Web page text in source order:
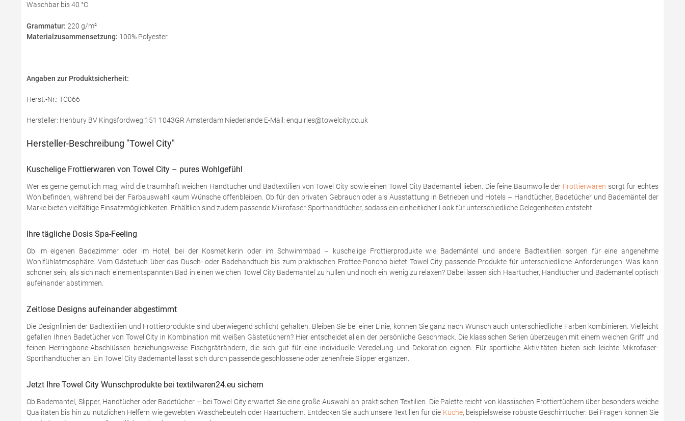
Waschbar bis 40 °C
Grammatur: 220 g/m²
Materialzusammensetzung: 100% Polyester
Angaben zur Produktsicherheit:
Herst.-Nr.: TC066
Hersteller: Henbury BV Kingsfordweg 151 1043GR Amsterdam Niederlande E-Mail: enquiries@towelcity.co.uk
Hersteller-Beschreibung "Towel City"
Kuschelige Frottierwaren von Towel City – pures Wohlgefühl
Wer es gerne gemütlich mag, wird die traumhaft weichen Handtücher und Badtextilien von Towel City sowie einen Towel City Bademantel lieben. Die feine Baumwolle der Frottierwaren sorgt für echtes
Wohlbefinden, während bei der Farbauswahl kaum Wünsche offenbleiben. Ob für den privaten Gebrauch oder als Ausstattung in Betrieben und Hotels – Handtücher, Badetücher und Bademäntel der
Marke bieten vielfältige Einsatzmöglichkeiten. Erhältlich sind zudem passende Mikrofaser-Sporthandtücher, sodass ein einheitlicher Look für unterschiedliche Gelegenheiten entsteht.
Ihre tägliche Dosis Spa-Feeling
Ob im eigenen Badezimmer oder im Hotel, bei der Kosmetikerin oder im Schwimmbad – kuschelige Frottierprodukte wie Bademäntel und andere Badtextilien sorgen für eine angenehme
Wohlfühlatmosphäre. Vom Gästetuch über das Dusch- oder Badehandtuch bis zum praktischen Frottee-Poncho bietet Towel City passende Produkte für unterschiedliche Anforderungen. Was kann
schöner sein, als sich nach einem entspannten Bad in einen weichen Towel City Bademantel zu hüllen und noch ein wenig zu relaxen? Dabei lassen sich Haartücher, Handtücher und Bademäntel optisch
aufeinander abstimmen.
Zeitlose Designs aufeinander abgestimmt
Die Designlinien der Badtextilien und Frottierprodukte sind überwiegend schlicht gehalten. Bleiben Sie bei einer Linie, können Sie ganz nach Wunsch auch unterschiedliche Farben kombinieren. Vielleicht
gefallen Ihnen Badetücher von Towel City in Kombination mit weißen Gästetüchern? Hier entscheidet allein der persönliche Geschmack. Die klassischen Serien überzeugen mit einem weichen Griff und
feinen Herringbone-Abschlüssen beziehungsweise Fischgräträndern, die sich gut für eine individuelle Veredelung und Dekoration eignen. Für sportliche Aktivitäten bieten sich leichte Mikrofaser-
Sporthandtücher an. Ein Towel City Bademantel lässt sich durch passende geschlossene oder zehenfreie Slipper ergänzen.
Jetzt Ihre Towel City Wunschprodukte bei textilwaren24.eu sichern
Ob Bademantel, Slipper, Handtücher oder Badetücher – bei Towel City erwartet Sie eine große Auswahl an praktischen Textilien. Die Palette reicht von klassischen Frottiertüchern über besonders weiche
Qualitäten bis hin zu nützlichen Helfern wie gewebten Wäschebeuteln oder Haartüchern. Entdecken Sie auch unsere Textilien für die Küche, beispielsweise robuste Geschirrtücher. Bei Fragen können Sie